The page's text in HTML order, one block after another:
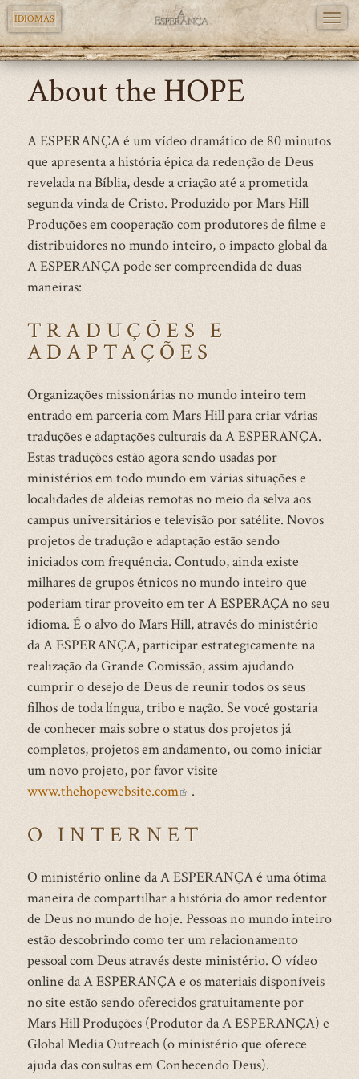
Skip
main
IDIOMAS
About the HOPE
A ESPERANÇA é um vídeo dramático de 80 minutos
que apresenta a história épica da redenção de Deus
revelada na Bíblia, desde a criação até a prometida
segunda vinda de Cristo. Produzido por Mars Hill
Produções em cooperação com produtores de filme e
distribuidores no mundo inteiro, o impacto global da
A ESPERANÇA pode ser compreendida de duas
maneiras:
TRADUÇÕES E
ADAPTAÇÕES
Organizações missionárias no mundo inteiro tem
entrado em parceria com Mars Hill para criar várias
traduções e adaptações culturais da A ESPERANÇA.
Estas traduções estão agora sendo usadas por
ministérios em todo mundo em várias situações e
localidades de aldeias remotas no meio da selva aos
campus universitários e televisão por satélite. Novos
projetos de tradução e adaptação estão sendo
iniciados com frequência. Contudo, ainda existe
milhares de grupos étnicos no mundo inteiro que
poderiam tirar proveito em ter A ESPERAÇA no seu
idioma. É o alvo do Mars Hill, através do ministério
da A ESPERANÇA, participar estrategicamente na
realização da Grande Comissão, assim ajudando
cumprir o desejo de Deus de reunir todos os seus
filhos de toda língua, tribo e nação. Se você gostaria
de conhecer mais sobre o status dos projetos já
completos, projetos em andamento, ou como iniciar
um novo projeto, por favor visite
www.thehopewebsite.com(link
external)
.
O INTERNET
O ministério online da A ESPERANÇA é uma ótima
maneira de compartilhar a história do amor redentor
de Deus no mundo de hoje. Pessoas no mundo inteiro
estão descobrindo como ter um relacionamento
pessoal com Deus através deste ministério. O vídeo
online da A ESPERANÇA e os materiais disponíveis
no site estão sendo oferecidos gratuitamente por
Mars Hill Produções (Produtor da A ESPERANÇA) e
Global Media Outreach (o ministério que oferece
ajuda das consultas em Conhecendo Deus).